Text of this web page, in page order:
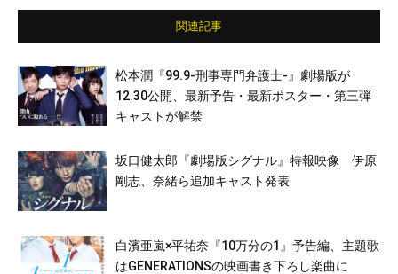
関連記事
松本潤『99.9-刑事専門弁護士-』劇場版が
12.30公開、最新予告・最新ポスター・第三弾
キャストが解禁
坂口健太郎『劇場版シグナル』特報映像 伊原
剛志、奈緒ら追加キャスト発表
白濱亜嵐×平祐奈『10万分の1』予告編、主題歌
はGENERATIONSの映画書き下ろし楽曲に